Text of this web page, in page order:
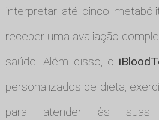
interpretar até cinco
receber uma avaliação
saúde. Além disso, o
personalizados de dieta,
para atender às suas